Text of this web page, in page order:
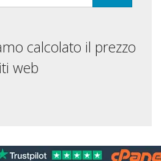
calcolato il prezzo
web